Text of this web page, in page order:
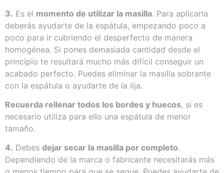
3. Es el momento de utilizar la masilla. Para aplicarla
deberás ayudarte de la espátula, empezando poco a
poco para ir cubriendo el desperfecto de manera
homogénea. Si pones demasiada cantidad desde el
principio te resultará mucho más difícil conseguir un
acabado perfecto. Puedes eliminar la masilla sobrante
con la espátula o ayudarte de la lija.
Recuerda rellenar todos los bordes y huecos, si es
necesario utiliza para ello una espátula de menor
tamaño.
4. Debes dejar secar la masilla por completo.
Dependiendo de la marca o fabricante necesitarás más